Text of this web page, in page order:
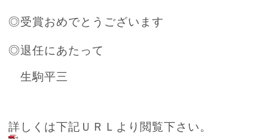
◎受賞おめでとうございます
◎退任にあたって
生駒平三
詳しくは下記ＵＲＬより閲覧下さい。